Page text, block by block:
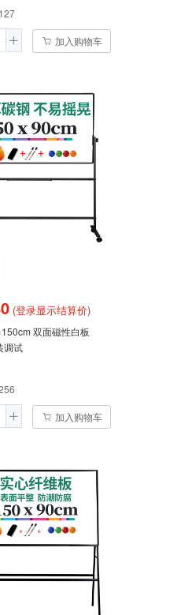
127
加入购物车
(登录显示结算价)
双面磁性白板
调试
加入购物车